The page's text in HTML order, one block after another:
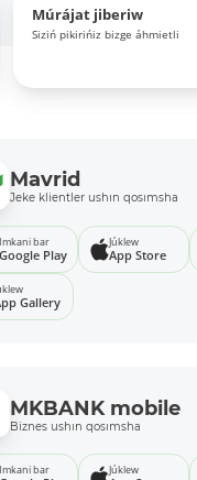
Múrájat jiberiw
Siziń pikirińiz bizge áhmietli
Mavrid
Jeke klientler ushın qosımsha
Imkani bar
Play
Júklew
App Store
Gallery
MKBANK mobile
Biznes ushın qosımsha
Imkani bar Júklew